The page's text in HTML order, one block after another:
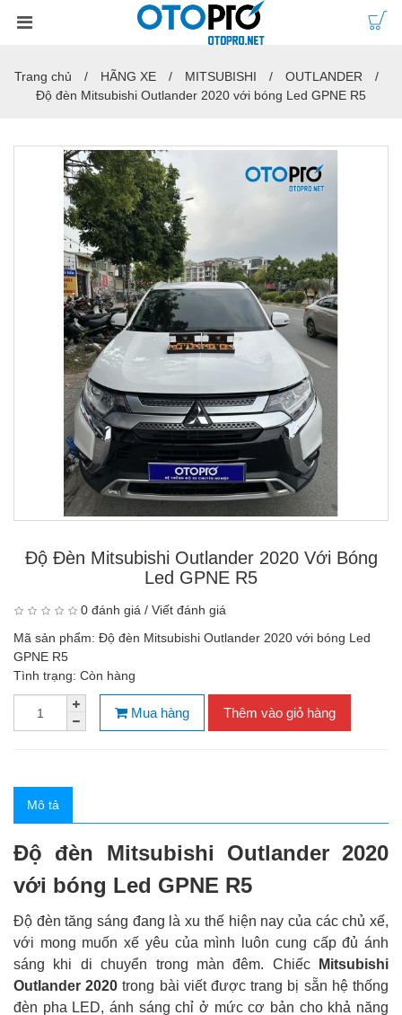
Trang chủ HÃNG XE MITSUBISHI
OUTLANDER
Độ đèn Mitsubishi Outlander 2020 với bóng Led GPNE R5
Độ Đèn Mitsubishi Outlander 2020 Với Bóng
Led GPNE R5
0 đánh giá / Viết đánh giá
Mã sản phẩm: Độ đèn Mitsubishi Outlander 2020 với bóng Led
GPNE R5
Tình trạng: Còn hàng
Mua hàng Thêm vào giỏ hàng
Mô tả
Độ đèn Mitsubishi Outlander 2020
với bóng Led GPNE R5
Độ đèn tăng sáng đang là xu thế hiện nay của các chủ xế,
với mong muốn xế yêu của mình luôn cung cấp đủ ánh
sáng khi di chuyển trong màn đêm. Chiếc
Mitsubishi
Outlander 2020 trong bài viết được trang bị sẵn hệ thống
đèn pha LED, ánh sáng chỉ ở mức cơ bản cho khả năng